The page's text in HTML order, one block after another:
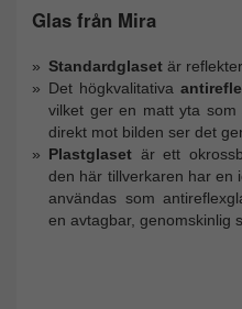
Glas från Mira
Standardglaset är
Det högkvalitativa
vilket ger en matt yta
direkt mot bilden ser det
Plastglaset är ett
den här tillverkaren har en
användas som
en avtagbar, genomskinlig